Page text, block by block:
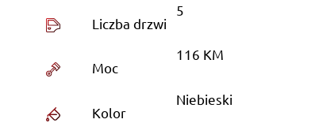
Liczba drzwi
5
Moc
116 KM
Kolor
Niebieski